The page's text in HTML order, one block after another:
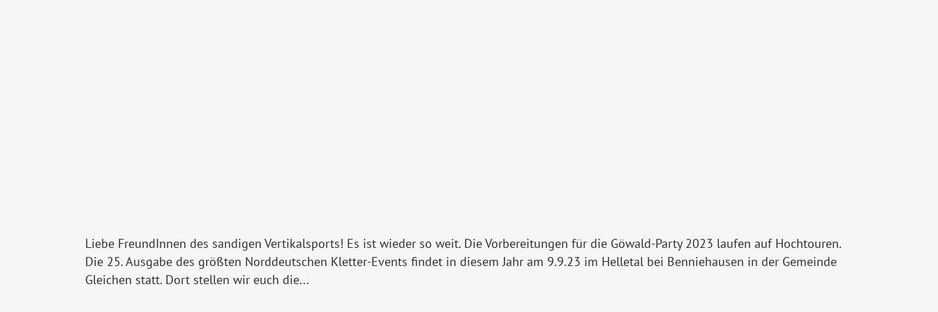
Liebe FreundInnen des sandigen Vertikalsports! Es ist wieder so weit. Die Vorbereitungen für die Göwald-Party 2023 laufen auf Hochtouren.
Die 25. Ausgabe des größten Norddeutschen Kletter-Events findet in diesem Jahr am 9.9.23 im Helletal bei Benniehausen in der Gemeinde
Gleichen statt. Dort stellen wir euch die...